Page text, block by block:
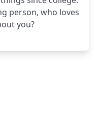
person, who loves
you?